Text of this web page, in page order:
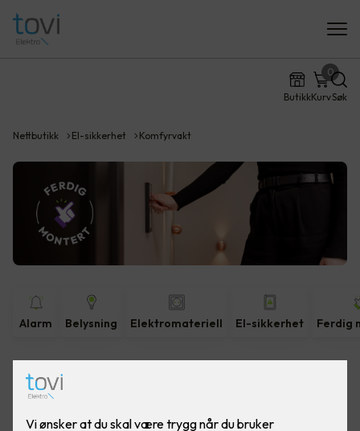
ButikkKurv
0
Søk
Nettbutikk El-sikkerhet Komfyrvakt
Alarm Belysning Elektromateriell El-sikkerhet Ferdig